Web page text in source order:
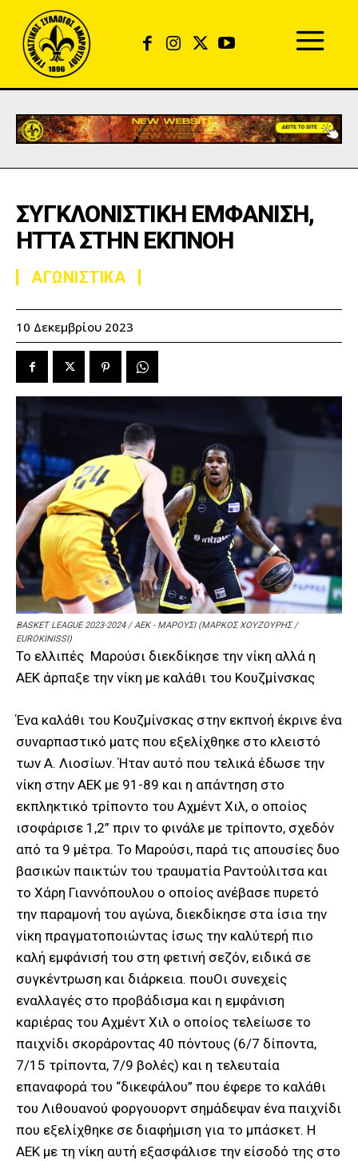
ΣΥΓΚΛΟΝΙΣΤΙΚΗ ΕΜΦΑΝΙΣΗ,
ΗΤΤΑ ΣΤΗΝ ΕΚΠΝΟΗ
ΑΓΩΝΙΣΤΙΚΑ
10 Δεκεμβρίου 2023
BASKET LEAGUE 2023-2024 / ΑΕΚ - ΜΑΡΟΥΣΙ (ΜΑΡΚΟΣ ΧΟΥΖΟΥΡΗΣ /
EUROKINISSI)
Το ελλιπές Μαρούσι διεκδίκησε την νίκη αλλά η
ΑΕΚ άρπαξε την νίκη με καλάθι του Κουζμίνσκας
Ένα καλάθι του Κουζμίνσκας στην εκπνοή έκρινε ένα
συναρπαστικό ματς που εξελίχθηκε στο κλειστό
των Α. Λιοσίων. Ήταν αυτό που τελικά έδωσε την
νίκη στην ΑΕΚ με 91-89 και η απάντηση στο
εκπληκτικό τρίποντο του Αχμέντ Χιλ, ο οποίος
ισοφάρισε 1,2” πριν το φινάλε με τρίποντο, σχεδόν
από τα 9 μέτρα. Το Μαρούσι, παρά τις απουσίες δυο
βασικών παικτών του τραυματία Ραντούλιτσα και
το Χάρη Γιαννόπουλου ο οποίος ανέβασε πυρετό
την παραμονή του αγώνα, διεκδίκησε στα ίσια την
νίκη πραγματοποιώντας ίσως την καλύτερή πιο
καλή εμφάνισή του στη φετινή σεζόν, ειδικά σε
συγκέντρωση και διάρκεια. πουΟι συνεχείς
εναλλαγές στο προβάδισμα και η εμφάνιση
καριέρας του Αχμέντ Χιλ ο οποίος τελείωσε το
παιχνίδι σκοράροντας 40 πόντους (6/7 δίποντα,
7/15 τρίποντα, 7/9 βολές) και η τελευταία
επαναφορά του “δικεφάλου” που έφερε το καλάθι
του Λιθουανού φοργουορντ σημάδεψαν ένα παιχνίδι
που εξελίχθηκε σε διαφήμιση για το μπάσκετ. Η
ΑΕΚ με τη νίκη αυτή εξασφάλισε την είσοδό της στο